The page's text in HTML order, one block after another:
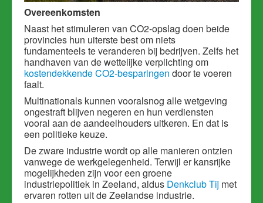
Overeenkomsten
Naast het stimuleren van CO2-opslag doen beide
provincies hun uiterste best om niets
fundamenteels te veranderen bij bedrijven. Zelfs het
handhaven van de wettelijke verplichting om
kostendekkende CO2-besparingen door te voeren
faalt.
Multinationals kunnen vooralsnog alle wetgeving
ongestraft blijven negeren en hun verdiensten
vooral aan de aandeelhouders uitkeren. En dat is
een politieke keuze.
De zware industrie wordt op alle manieren ontzien
vanwege de werkgelegenheid. Terwijl er kansrijke
mogelijkheden zijn voor een groene
industriepolitiek in Zeeland, aldus Denkclub Tij met
ervaren rotten uit de Zeelandse industrie.